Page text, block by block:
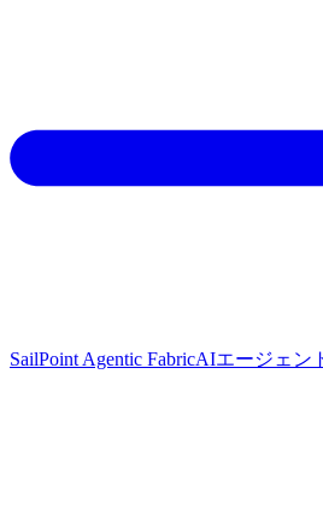
SailPoint Agentic FabricAIエージェン